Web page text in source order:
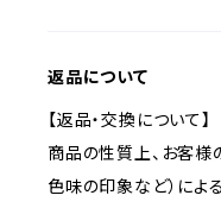
返品について
【返品・交換について】
商品の性質上、お客様
色味の印象など）によ